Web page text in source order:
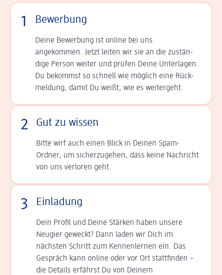
1 Bewerbung
Deine Bewerbung ist online bei uns
angekommen. Jetzt leiten wir sie an die zu­stän­
dige Person weiter und prüfen Deine Unterlagen.
Du bekommst so schnell wie möglich eine Rück­
meldung, damit Du weißt, wie es weitergeht.
2 Gut zu wissen
Bitte wirf auch einen Blick in Deinen Spam-
Ordner, um sicherzugehen, dass keine Nachricht
von uns verloren geht.
3 Einladung
Dein Profil und Deine Stär­ken haben unsere
Neugier geweckt? Dann laden wir Dich im
nächsten Schritt zum Kennen­lernen ein. Das
Gespräch kann online oder vor Ort statt­finden –
die Details er­fährst Du von Deinem